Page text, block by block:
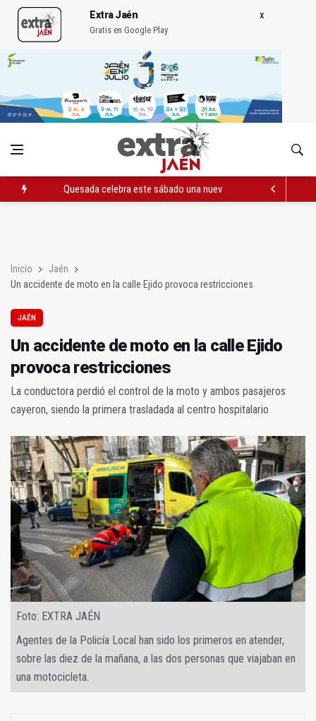
Extra Jaén
Gratis en Google Play
Quesada celebra este sábado una nueva jornada de Orgullo
Inicio
Jaén
Un accidente de moto en la calle Ejido provoca restricciones
JAÉN
Un accidente de moto en la calle Ejido
provoca restricciones
La conductora perdió el control de la moto y ambos pasajeros
cayeron, siendo la primera trasladada al centro hospitalario
Foto: EXTRA JAÉN
Agentes de la Policía Local han sido los primeros en atender,
sobre las diez de la mañana, a las dos personas que viajaban en
una motocicleta.